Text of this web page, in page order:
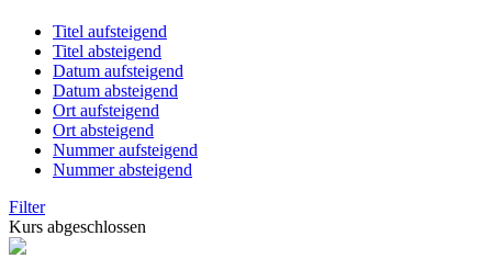
Titel aufsteigend
Titel absteigend
Datum aufsteigend
Datum absteigend
Ort aufsteigend
Ort absteigend
Nummer aufsteigend
Nummer absteigend
Filter
Kurs abgeschlossen